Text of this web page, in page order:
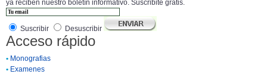
ya reciben nuestro boletín informativo. Suscribite gratis.
Suscribir Desuscribir
Acceso rápido
• Monografias
• Examenes